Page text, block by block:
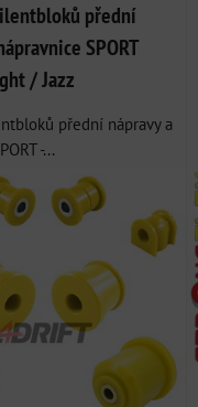
přední
SPORT
/ Jazz
přední nápravy a
-...